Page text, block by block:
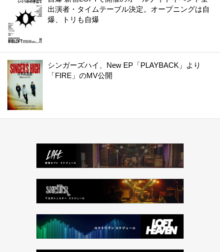
出演者・タイムテーブル決定。オープニングは自
爆、トリも自爆
シンガーズハイ、New EP「PLAYBACK」より
「FIRE」のMV公開